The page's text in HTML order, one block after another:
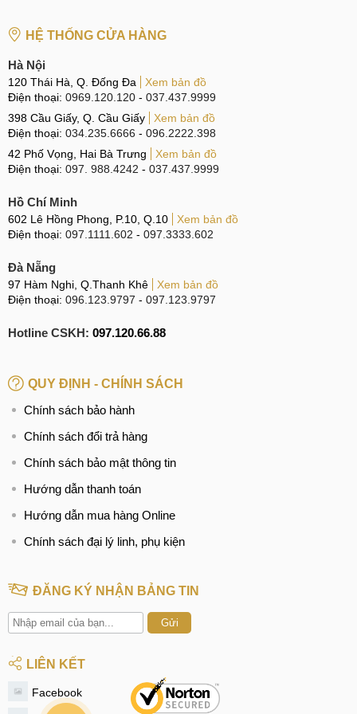
Hotline:
0338.424242
Tại TP Hồ Chí Minh
CN 4:123 Trần Quang Khải, Quận 1
Hotline:0969.520.520
Hotline:097.3333.602
CN 6:97 Hàm Nghi, Q.Thanh Khê
Hotline:097.123.9797
Từ khóa liên quan:
thay pin galaxy j4 chính hãng ở đâu
thay pin samsung j4 core giá rẻ
Tham khảo: Dịch vụ thay màn hình Samsung J4 Plus
trung tâm MobileCity
HỆ THỐNG CỬA HÀNG
Hà Nội
120 Thái Hà, Q. Đống Đa
Xem bản đồ
Điện thoại: 0969.120.120 - 037.437.9999
398 Cầu Giấy, Q. Cầu Giấy
Xem bản đồ
Điện thoại: 034.235.6666 - 096.2222.398
42 Phố Vọng, Hai Bà Trưng
Xem bản đồ
Điện thoại: 097. 988.4242 - 037.437.9999
Hồ Chí Minh
602 Lê Hồng Phong, P.10, Q.10
Xem bản đồ
Điện thoại: 097.1111.602 - 097.3333.602
Đà Nẵng
97 Hàm Nghi, Q.Thanh Khê
Xem bản đồ
Điện thoại: 096.123.9797 - 097.123.9797
Hotline CSKH: 097.120.66.88
QUY ĐỊNH - CHÍNH SÁCH
Chính sách bảo hành
Chính sách đổi trả hàng
Chính sách bảo mật thông tin
Hướng dẫn thanh toán
Hướng dẫn mua hàng Online
Chính sách đại lý linh, phụ kiện
ĐĂNG KÝ NHẬN BẢNG TIN
Gửi
LIÊN KẾT
Facebook